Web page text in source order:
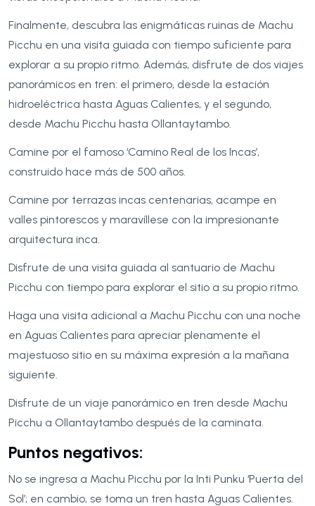
Finalmente, descubra las enigmáticas ruinas de Machu
Picchu en una visita guiada con tiempo suficiente para
explorar a su propio ritmo. Además, disfrute de dos viajes
panorámicos en tren: el primero, desde la estación
hidroeléctrica hasta Aguas Calientes, y el segundo,
desde Machu Picchu hasta Ollantaytambo.
Camine por el famoso ‘Camino Real de los Incas’,
construido hace más de 500 años.
Camine por terrazas incas centenarias, acampe en
valles pintorescos y maravíllese con la impresionante
arquitectura inca.
Disfrute de una visita guiada al santuario de Machu
Picchu con tiempo para explorar el sitio a su propio ritmo.
Haga una visita adicional a Machu Picchu con una noche
en Aguas Calientes para apreciar plenamente el
majestuoso sitio en su máxima expresión a la mañana
siguiente.
Disfrute de un viaje panorámico en tren desde Machu
Picchu a Ollantaytambo después de la caminata.
Puntos negativos:
No se ingresa a Machu Picchu por la Inti Punku ‘Puerta del
Sol’; en cambio, se toma un tren hasta Aguas Calientes.